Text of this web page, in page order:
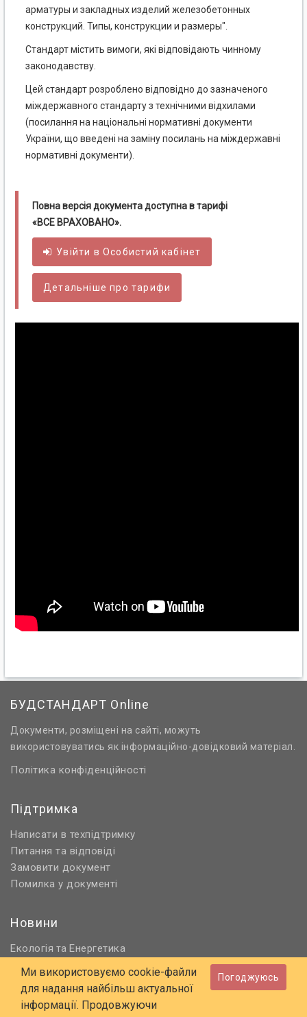
арматуры и закладных изделий железобетонных
конструкций. Типы, конструкции и размеры".
Стандарт містить вимоги, які відповідають чинному
законодавству.
Цей стандарт розроблено відповідно до зазначеного
міждержавного стандарту з технічними відхилами
(посилання на національні нормативні документи
України, що введені на заміну посилань на міждержавні
нормативні документи).
Повна версія документа доступна в тарифі
«ВСЕ ВРАХОВАНО».
Увійти вОсобистий кабінет
Детальніше про тарифи
БУДСТАНДАРТ Online
Документи, розміщені на сайті, можуть
використовуватись як інформаційно-довідковий матеріал.
Політика конфіденційності
Підтримка
Написати в техпідтримку
Питання та відповіді
Замовити документ
Помилка у документі
Новини
Екологія та Енергетика
Нормативне регулювання
Будівництво та проєктування
Охорона праці та ПБ
Ми використовуємо cookie-файли
для надання найбільш актуальної
інформації. Продовжуючи
Погоджуюсь